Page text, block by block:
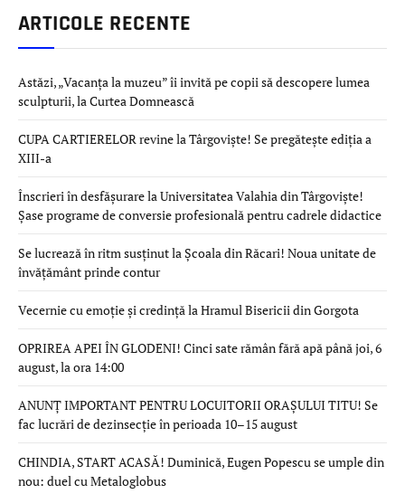
ARTICOLE RECENTE
Astăzi, „Vacanța la muzeu” îi invită pe copii să descopere lumea
sculpturii, la Curtea Domnească
CUPA CARTIERELOR revine la Târgoviște! Se pregătește ediția a
XIII-a
Înscrieri în desfășurare la Universitatea Valahia din Târgoviște!
Șase programe de conversie profesională pentru cadrele didactice
Se lucrează în ritm susținut la Școala din Răcari! Noua unitate de
învățământ prinde contur
Vecernie cu emoție și credință la Hramul Bisericii din Gorgota
OPRIREA APEI ÎN GLODENI! Cinci sate rămân fără apă până joi, 6
august, la ora 14:00
ANUNȚ IMPORTANT PENTRU LOCUITORII ORAȘULUI TITU! Se
fac lucrări de dezinsecție în perioada 10–15 august
CHINDIA, START ACASĂ! Duminică, Eugen Popescu se umple din
nou: duel cu Metaloglobus